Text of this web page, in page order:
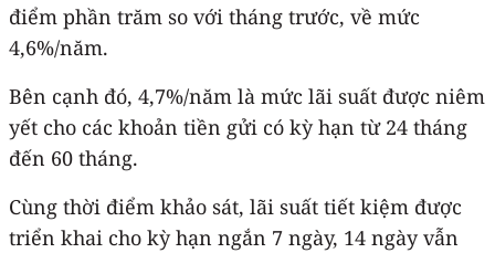
điểm phần trăm so với tháng trước, về mức
4,6%/năm.
Bên cạnh đó, 4,7%/năm là mức lãi suất được niêm
yết cho các khoản tiền gửi có kỳ hạn từ 24 tháng
đến 60 tháng.
Cùng thời điểm khảo sát, lãi suất tiết kiệm được
triển khai cho kỳ hạn ngắn 7 ngày, 14 ngày vẫn